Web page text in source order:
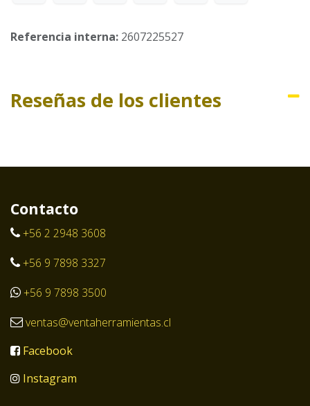
Referencia interna: 2607225527
Reseñas de los clientes
Contacto
+56 2 2948 3608
+56 9 7898 3327
+56 9 7898 3500
ventas@ventaherramientas.cl
Facebook
Instagram